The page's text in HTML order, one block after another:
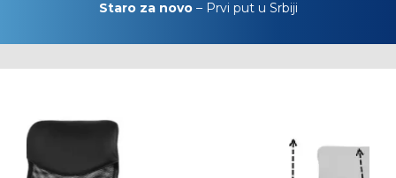
Staro za novo– Prvi put u Srbiji